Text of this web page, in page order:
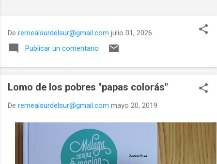
De remealsurdelsur@gmail.com julio 01, 2026
Publicar un comentario
Lomo de los pobres "papas colorás"
De remealsurdelsur@gmail.com mayo 20, 2019